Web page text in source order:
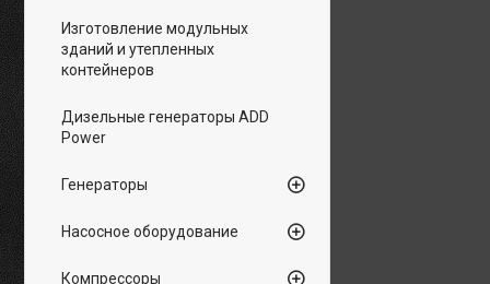
Изготовление модульных
зданий и утепленных
контейнеров
Дизельные генераторы ADD
Power
Генераторы
Насосное оборудование
Компрессоры